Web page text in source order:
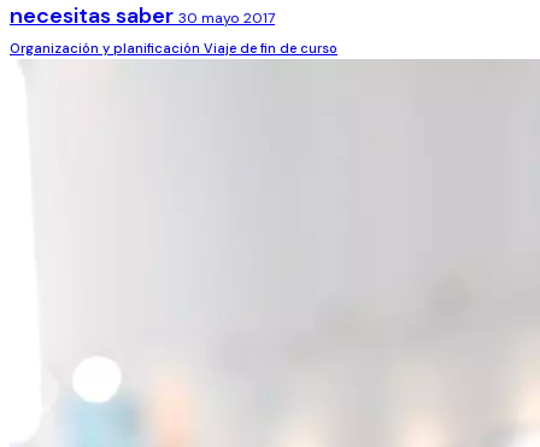
necesitas saber 30 mayo 2017
Organización y planificación Viaje de fin de curso